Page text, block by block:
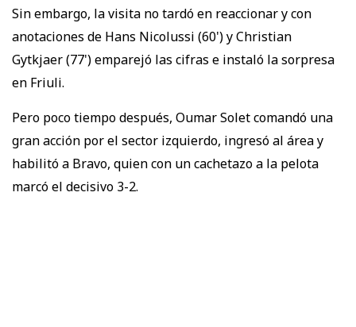
Sin embargo, la visita no tardó en reaccionar y con
anotaciones de Hans Nicolussi (60') y Christian
Gytkjaer (77') emparejó las cifras e instaló la sorpresa
en Friuli.
Pero poco tiempo después, Oumar Solet comandó una
gran acción por el sector izquierdo, ingresó al área y
habilitó a Bravo, quien con un cachetazo a la pelota
marcó el decisivo 3-2.